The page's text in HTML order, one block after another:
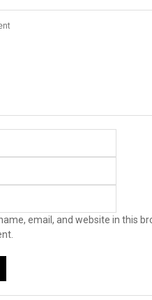
email, and website in this